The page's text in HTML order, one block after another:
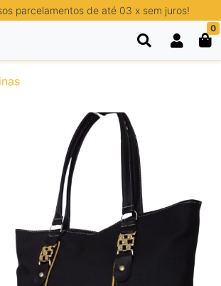
parcelamentos de até 03 x sem juros!
0